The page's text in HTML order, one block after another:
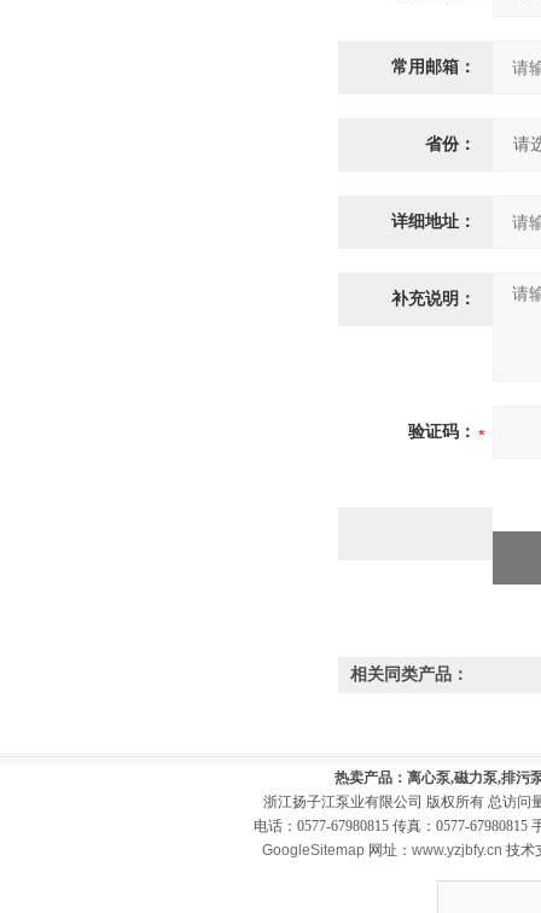
常用邮箱：
省份：
详细地址：
补充说明：
验证码：
相关同类产品：
热卖产品：离心泵,磁力泵,排污
浙江扬子江泵业有限公司 版权所有 总访问
电话：0577-67980815 传真：0577-
GoogleSitemap 网址： www.yzjbfy.cn 技术